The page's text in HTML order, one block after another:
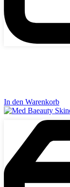
In den Warenkorb